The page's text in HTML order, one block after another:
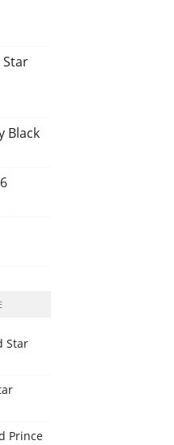
Star
Black
Star
Prince